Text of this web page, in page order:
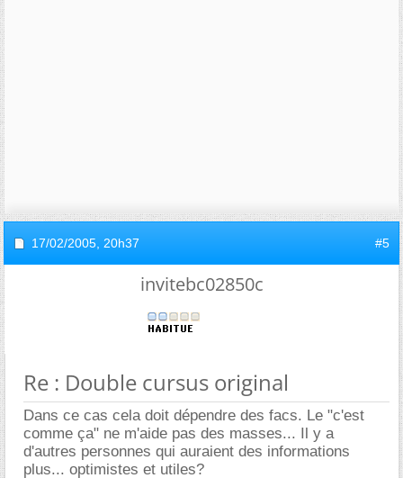
17/02/2005, 20h37 #5
invitebc02850c
Re : Double cursus original
Dans ce cas cela doit dépendre des facs. Le "c'est
comme ça" ne m'aide pas des masses... Il y a
d'autres personnes qui auraient des informations
plus... optimistes et utiles?